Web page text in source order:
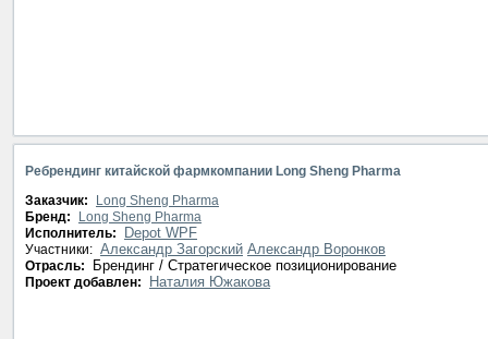
Ребрендинг китайской фармкомпании Long Sheng Pharma
Заказчик:
Long Sheng Pharma
Бренд:
Long Sheng Pharma
Исполнитель:
Depot WPF
Участники: Александр Загорский Александр Воронков
Отрасль: Брендинг / Стратегическое позиционирование
Проект добавлен: Наталия Южакова